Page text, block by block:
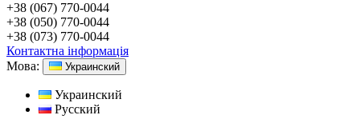
+38 (067) 770-0044
+38 (050) 770-0044
+38 (073) 770-0044
Контактна інформація
Мова:
Украинский
Украинский
Русский